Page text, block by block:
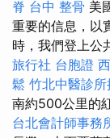
脊 台中 整骨 美
重要的信息，以
時，我們登上公
旅行社 台胞證
鬆 竹北中醫診所
南約500公里的
台北會計師事務